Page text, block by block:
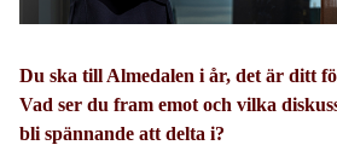
Du ska till Almedalen i år, det är ditt
Vad ser du fram emot och vilka
bli spännande att delta i?